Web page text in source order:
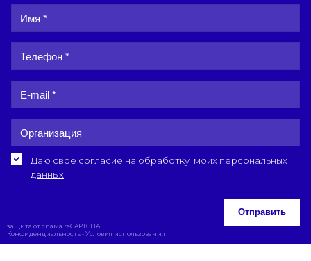
Даю свое согласие на обработку моих персональных
данных
Отправить
защита от спама reCAPTCHA
Конфиденциальность-Условия использования